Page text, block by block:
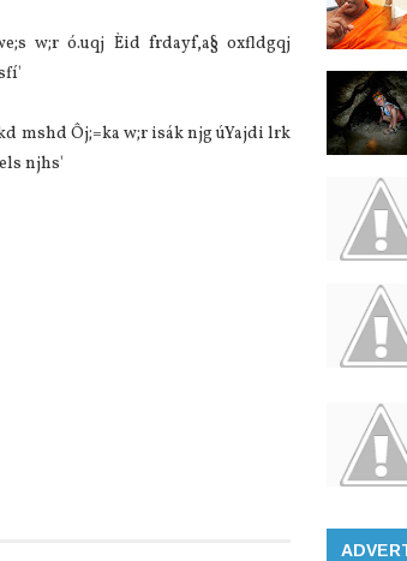
w;r ó.uqj Èid frdayf,a§ oxfldgqj
mshd Ôj;=ka w;r isák njg úYajdi lrk
njhs'